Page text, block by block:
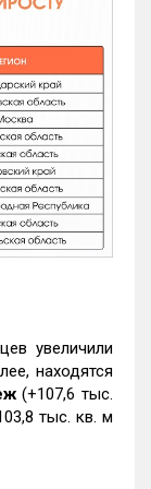
увеличили
находятся
(+107,6 тыс.
тыс. кв. м